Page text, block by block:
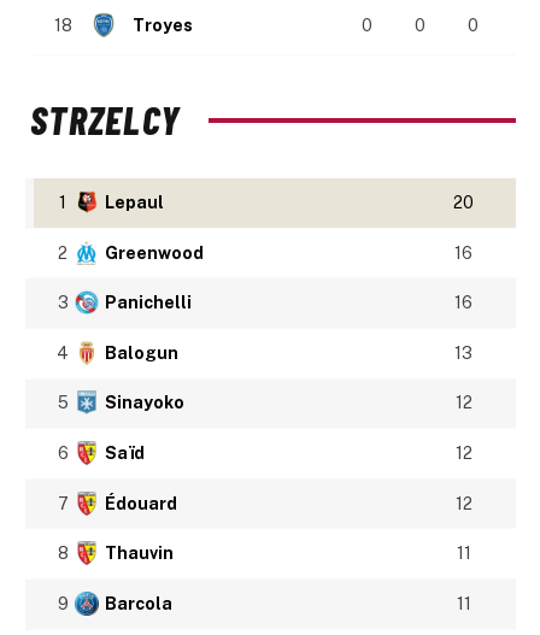
18 Troyes 0 0 0
STRZELCY
1 Lepaul 20
2 Greenwood 16
3 Panichelli 16
4 Balogun 13
5 Sinayoko 12
6 Saïd 12
7 Édouard 12
8 Thauvin 11
9 Barcola 11